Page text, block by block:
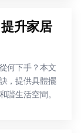
升家居
何下手？本文
，提供具體擺
諧生活空間。